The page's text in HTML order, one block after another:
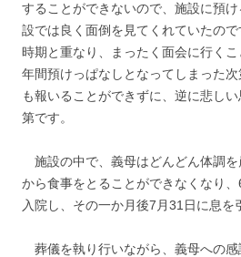
することができないので、施設に預
設では良く面倒を見てくれていたの
時期と重なり、まったく面会に行く
年間預けっぱなしとなってしまった
も報いることができずに、逆に悲し
第です。
施設の中で、義母はどんどん体調を
から食事をとることができなくなり
入院し、その一か月後7月31日に息を
葬儀を執り行いながら、義母への感